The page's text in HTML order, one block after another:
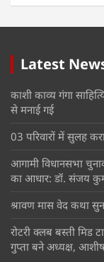
Latest
काशी काव्य गंगा
से मनाई गई
03 परिवारों में सुलह
आगामी विधानसभा
का आधार: डॉ. संजय
श्रावण मास वेद कथा
रोटरी क्लब बस्ती मिड
गुप्ता बने अध्यक्ष, आशीष